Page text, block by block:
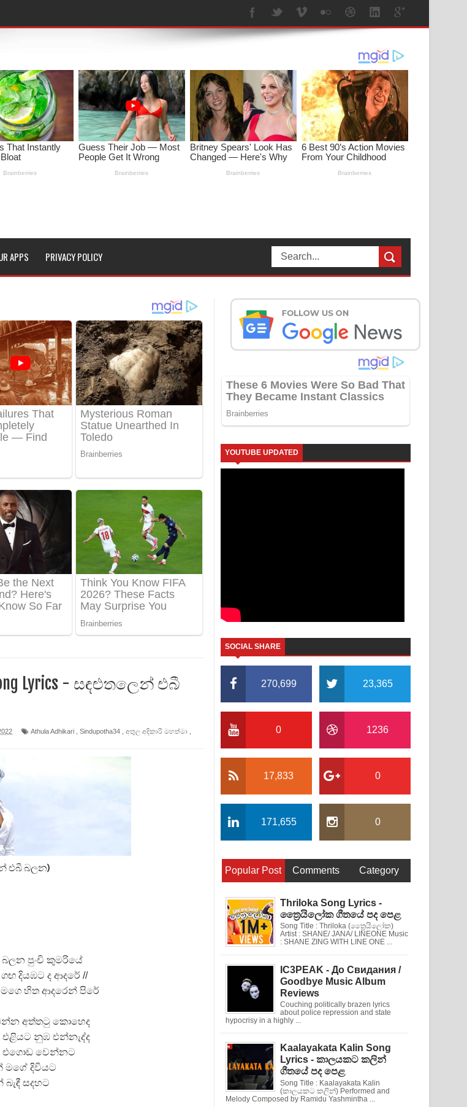
APPS PRIVACY POLICY
Lyrics - සඳළුතලෙන් එබී
Athula Adhikari Sindupotha34 අතුල අදිකාරි මහත්මා
එබී බලන)
පුංචි කුමරියේ
දියඹට ද ආදරේ //
හිත ආදරෙන් පිරේ
අත්තටු කොහෙද
නුඹ එන්නැද්ද
එගොඩ වෙන්නට
මගේ දිවියට
බැඳී සදහට
YOUTUBE UPDATED
SOCIAL SHARE
270,699 23,365
0 1236
17,833 0
171,655 0
Popular Post Comments Category
Thriloka Song Lyrics -
ත්‍රෛයිලෝක ගීතයේ පද පෙළ
Song Title : Thriloka (ත්‍රෛයිලෝක)
Artist : SHANE/ JANA/ LINEONE Music
: SHANE ZING WITH LINE ONE ...
IC3PEAK - До Свидания /
Goodbye Music Album
Reviews
Couching politically brazen lyrics
about police repression and state
hypocrisy in a highly ...
Kaalayakata Kalin Song
Lyrics - කාලයකට කලින්
ගීතයේ පද පෙළ
Song Title : Kaalayakata Kalin
(කාලයකට කලින්) Performed and
Melody Composed by Ramidu Yashmintha ...